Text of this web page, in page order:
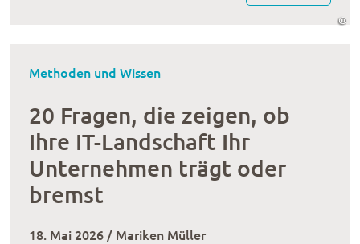
©
Methoden und Wissen
20 Fragen, die zeigen, ob
Ihre IT-Landschaft Ihr
Unternehmen trägt oder
bremst
18. Mai 2026 / Mariken Müller